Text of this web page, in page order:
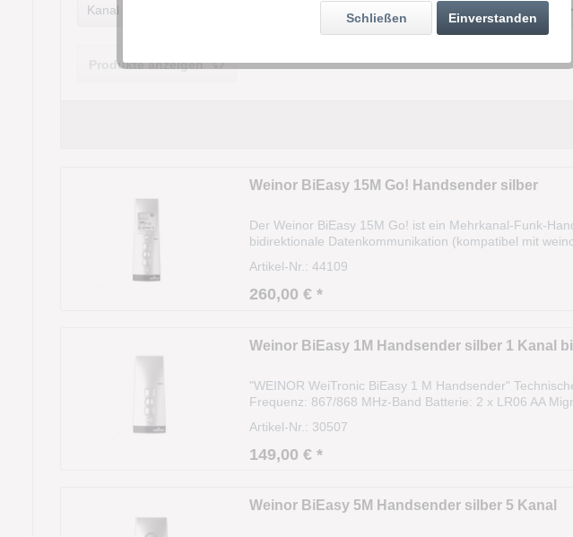
868.300 MHz
Kanal
von99,00 €bis260,00 €
Produkte anzeigen
Weinor BiEasy 15M Go! Handsender silber
Der Weinor BiEasy 15M Go! ist ein Mehrkanal-Funk-
bidirektionale Datenkommunikation (kompatibel mit
Artikel-Nr.: 44109
260,00 € *
Weinor BiEasy 1M Handsender silber 1 Kanal
"WEINOR WeiTronic BiEasy 1 M Handsender"
Frequenz: 867/868 MHz-Band Batterie: 2 x LR06 AA
Artikel-Nr.: 30507
149,00 € *
Weinor BiEasy 5M Handsender silber 5 Kanal
Einverstanden
Schließen